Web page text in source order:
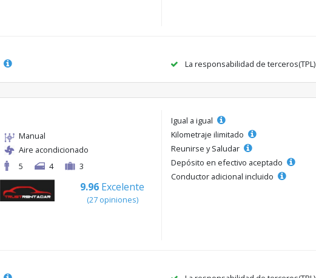
La responsabilidad de terceros(TPL)
Manual
Aire acondicionado
5
4 3
9.96 Excelente
(27 opiniones)
Igual a igual
Kilometraje ilimitado
Reunirse y Saludar
Depósito en efectivo aceptado
Conductor adicional incluido